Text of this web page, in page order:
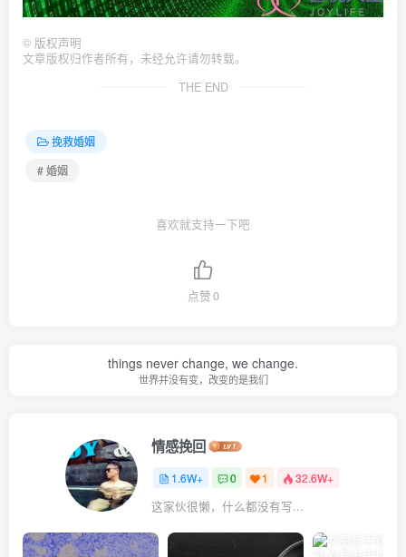
© 版权声明
文章版权归作者所有，未经允许请勿转载。
THE END
挽救婚姻
# 婚姻
喜欢就支持一下吧
点赞0
things never change, we change.
世界并没有变，改变的是我们
情感挽回
1.6W+ 0 1 32.6W+
这家伙很懒，什么都没有写...